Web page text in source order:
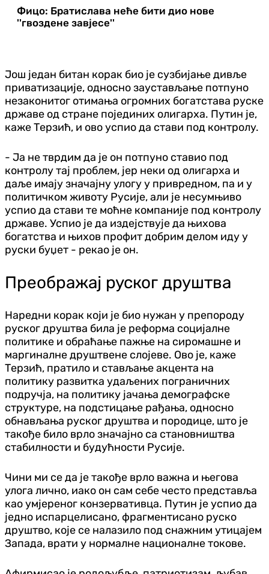
Фицо: Братислава неће бити дио нове
''гвоздене завјесе''
Још један битан корак био је сузбијање дивље
приватизације, односно заустављање потпуно
незаконитог отимања огромних богатстава руске
државе од стране појединих олигарха. Путин је,
каже Терзић, и ово успио да стави под контролу.
- Ја не тврдим да је он потпуно ставио под
контролу тај проблем, јер неки од олигарха и
даље имају значајну улогу у привредном, па и у
политичком животу Русије, али је несумњиво
успио да стави те моћне компаније под контролу
државе. Успио је да издејствује да њихова
богатства и њихов профит добрим делом иду у
руски буџет - рекао је он.
Преображај руског друштва
Наредни корак који је био нужан у препороду
руског друштва била је реформа социјалне
политике и обраћање пажње на сиромашне и
маргиналне друштвене слојеве. Ово је, каже
Терзић, пратило и стављање акцента на
политику развитка удаљених пограничних
подручја, на политику јачања демографске
структуре, на подстицање рађања, односно
обнављања руског друштва и породице, што је
такође било врло значајно са становништва
стабилности и будућности Русије.
Чини ми се да је такође врло важна и његова
улога лично, иако он сам себе често представља
као умјереног конзервативца. Путин је успио да
једно испарцелисано, фрагментисано руско
друштво, које се налазило под снажним утицајем
Запада, врати у нормалне националне токове.